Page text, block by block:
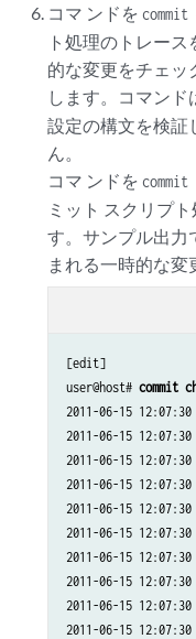
コマ ンドを commit
ト処理のトレー
的な変更をチェッ
します。コマンド
設定の構文を検証
ん。
コマ ンドを
ミット スクリプ
す。サンプル出力
まれる一時的な変
[edit]
user@host# commit
2011-06-15
2011-06-15
2011-06-15
2011-06-15
2011-06-15
2011-06-15
2011-06-15
2011-06-15
2011-06-15
2011-06-15